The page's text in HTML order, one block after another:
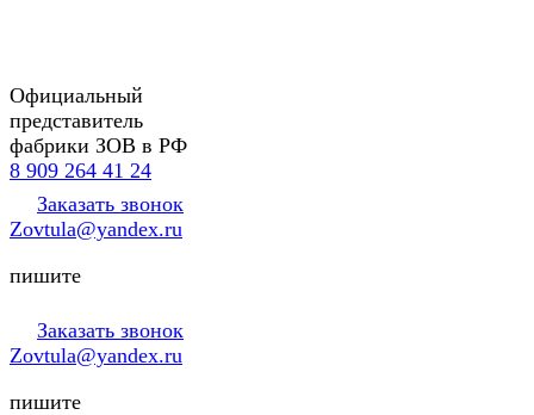
Официальный
представитель
фабрики ЗОВ в РФ
8 909 264 41 24
Заказать звонок
Zovtula@yandex.ru
пишите
Заказать звонок
Zovtula@yandex.ru
пишите